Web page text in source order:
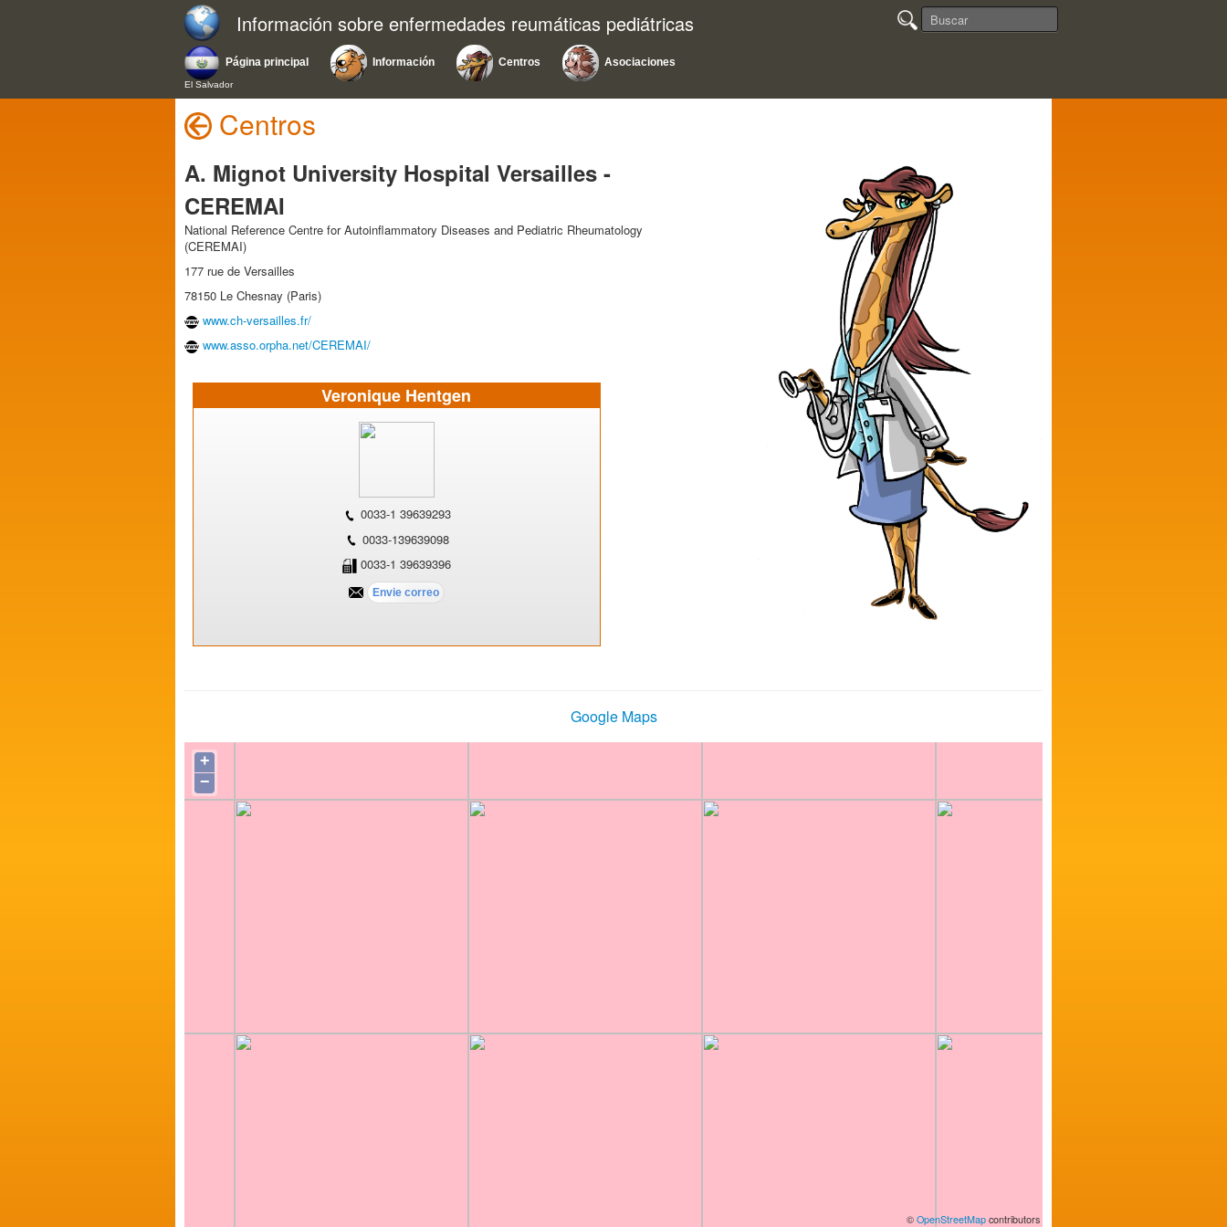
Información sobre enfermedades reumáticas pediátricas
Página principal
El Salvador
Información Centros Asociaciones
Centros
A. Mignot University Hospital Versailles -
CEREMAI
National Reference Centre for Autoinflammatory Diseases and Pediatric Rheumatology
(CEREMAI)
177 rue de Versailles
78150 Le Chesnay (Paris)
www.ch-versailles.fr/
www.asso.orpha.net/CEREMAI/
Veronique Hentgen
0033-1 39639293
0033-139639098
0033-1 39639396
Google Maps
+
−
© OpenStreetMap contributors